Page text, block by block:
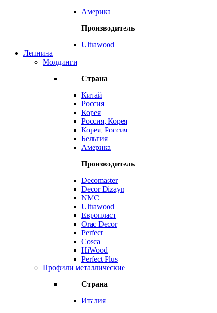
Америка
Производитель
Ultrawood
Лепнина
Молдинги
Страна
Китай
Россия
Корея
Россия, Корея
Корея, Россия
Бельгия
Америка
Производитель
Decomaster
Decor Dizayn
NMC
Ultrawood
Европласт
Orac Decor
Perfect
Cosca
HiWood
Perfect Plus
Профили металлические
Страна
Италия